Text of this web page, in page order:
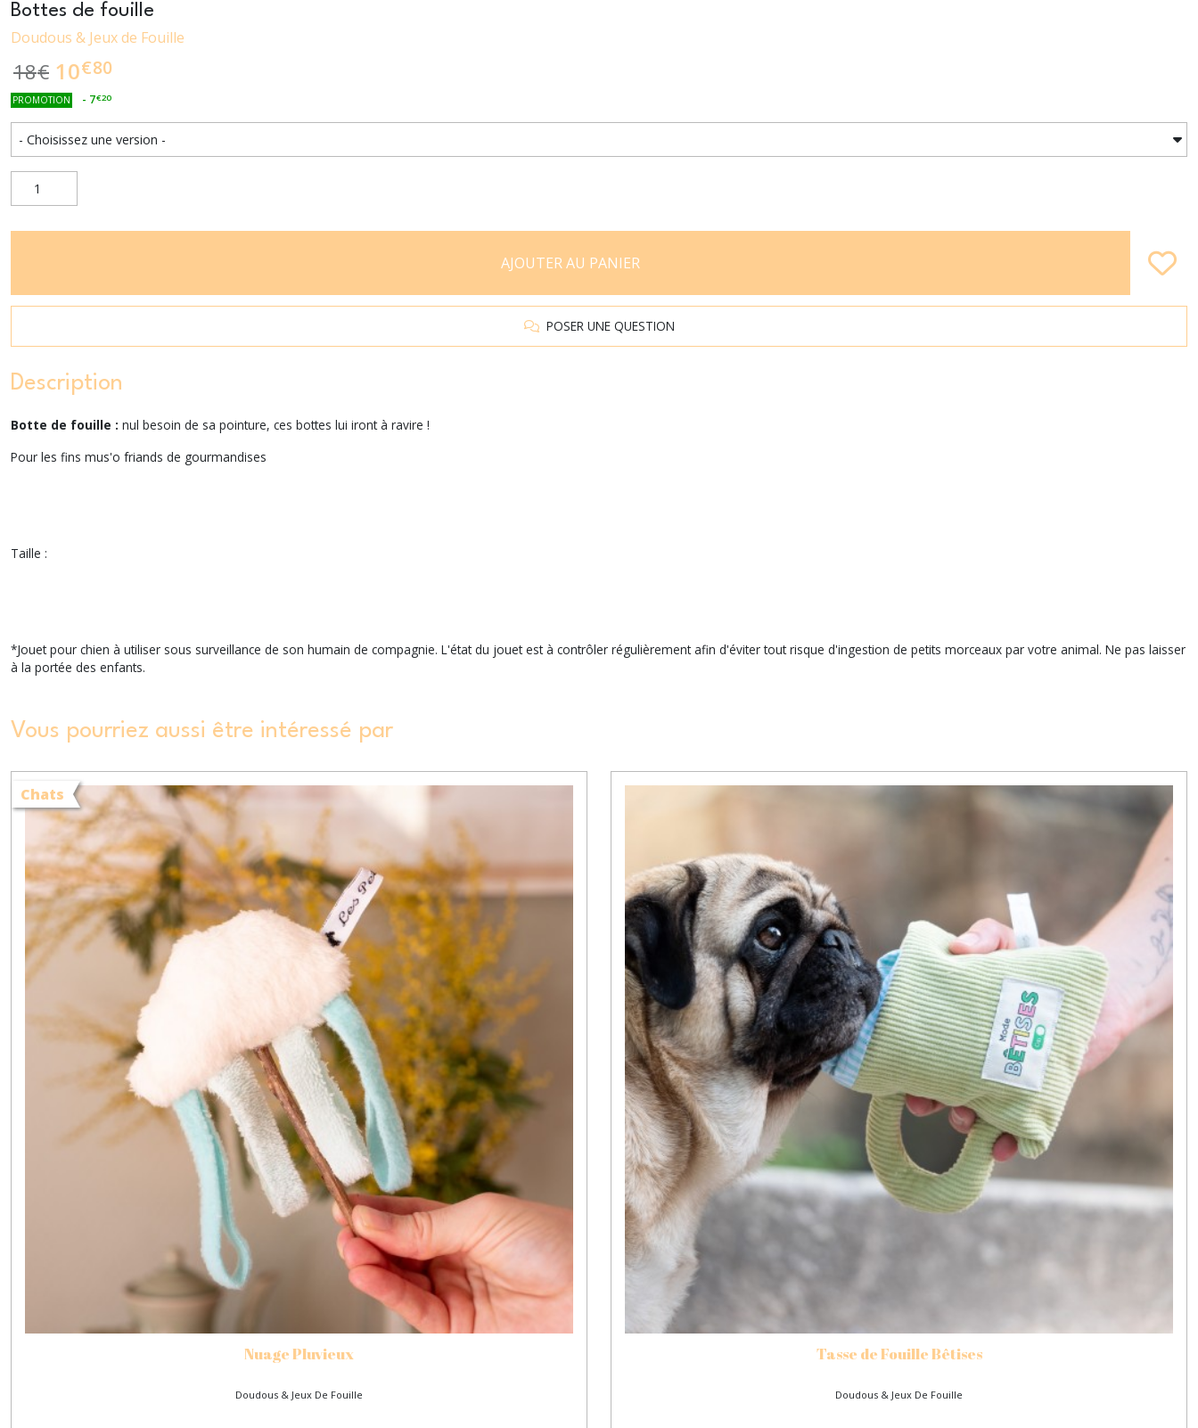
Bottes de fouille
Doudous & Jeux de Fouille
18€ 10€80
PROMOTION - 7€20
AJOUTER AU PANIER
POSER UNE QUESTION
Description
Botte de fouille : nul besoin de sa pointure, ces bottes lui iront à ravire !
Pour les fins mus'o friands de gourmandises
Taille :
*Jouet pour chien à utiliser sous surveillance de son humain de compagnie. L'état du jouet est à contrôler régulièrement afin d'éviter tout risque d'ingestion de petits morceaux par votre animal. Ne pas laisser
à la portée des enfants.
Vous pourriez aussi être intéressé par
Chats
Nuage Pluvieux
Doudous & Jeux De Fouille
Tasse de Fouille Bêtises
Doudous & Jeux De Fouille